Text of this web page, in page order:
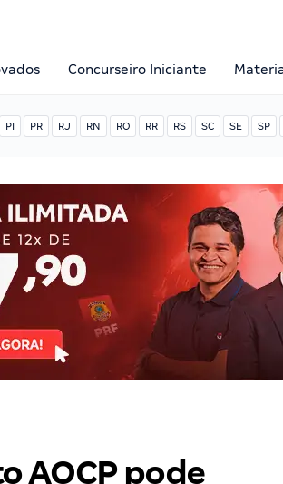
Concurseiro Iniciante
PI PR RJ RN RO RR RS SC SE SP
AOCP pode